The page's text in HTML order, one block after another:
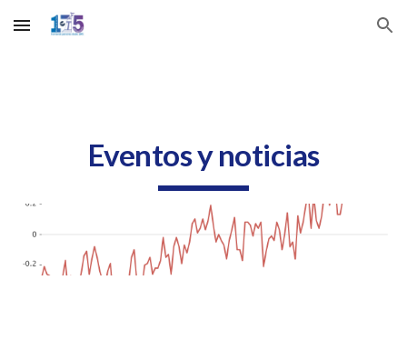
Skip to main content Skip to navigation
Eventos y noticias